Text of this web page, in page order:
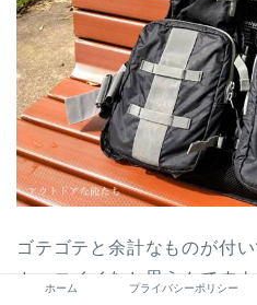
ゴテゴテと余計なものが付
カッコイイなと思うんですよ
ホーム プライバシーポリシー